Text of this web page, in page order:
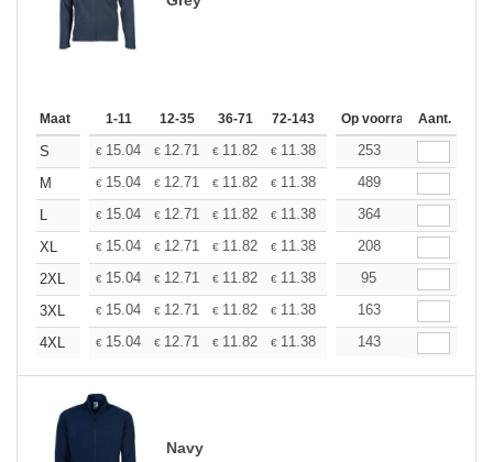
Maat 1-11 12-35 36-71 72-143 144-287 288 + Meer
Op voorraadAant.
S € 15.04 € 12.71 € 11.82 € 11.38 10.75
253
M
€ 15.04 € 12.71 € 11.82 € 11.38 10.75
489
L
€ 15.04 € 12.71 € 11.82 € 11.38 10.75
364
XL
€ 15.04 € 12.71 € 11.82 € 11.38 10.75
208
2XL
€ 15.04 € 12.71 € 11.82 € 11.38 10.75
95
3XL
€ 15.04 € 12.71 € 11.82 € 11.38 10.75
163
4XL
€ 15.04 € 12.71 € 11.82 € 11.38 10.75
143
Navy